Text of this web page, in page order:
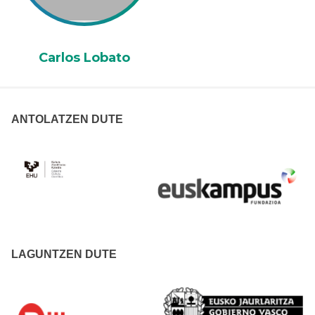
Carlos Lobato
ANTOLATZEN DUTE
LAGUNTZEN DUTE